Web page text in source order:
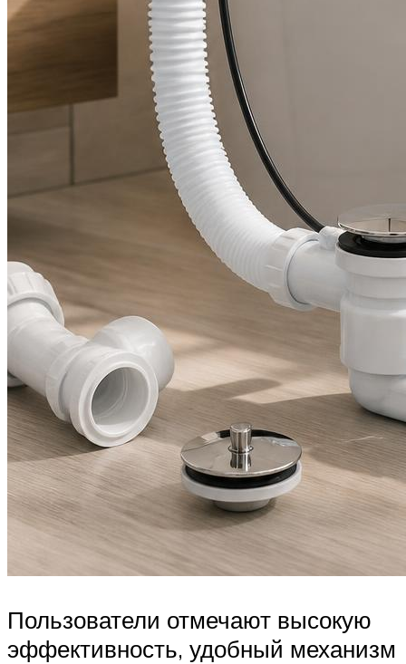
Пользователи отмечают высокую
эффективность, удобный механизм